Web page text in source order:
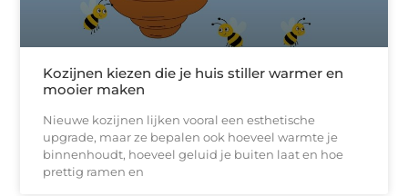
Kozijnen kiezen die je huis stiller warmer en
mooier maken
Nieuwe kozijnen lijken vooral een esthetische
upgrade, maar ze bepalen ook hoeveel warmte je
binnenhoudt, hoeveel geluid je buiten laat en hoe
prettig ramen en